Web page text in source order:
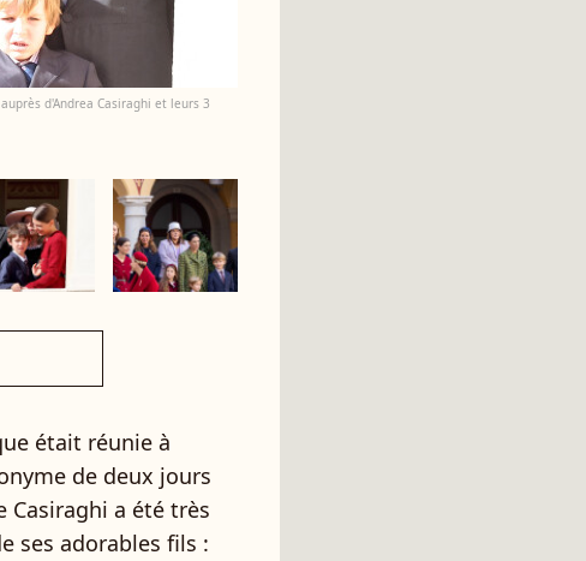
d'Andrea Casiraghi et leurs 3
était réunie à
de deux jours
Casiraghi a été très
ses adorables fils :